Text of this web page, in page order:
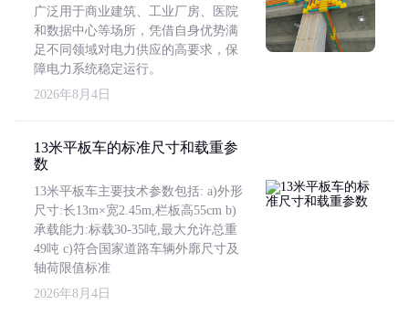
广泛用于商业建筑、工业厂房、医院
和数据中心等场所，凭借自身优势满
足不同领域对电力供应的高要求，保
障电力系统稳定运行。
2026年8月4日
13米平板车的标准尺寸和载重参
数
13米平板车主要技术参数包括: a)外形
尺寸:长13m×宽2.45m,栏板高55cm b)
承载能力:标载30-35吨,最大允许总重
49吨 c)符合国家道路车辆外廓尺寸及
轴荷限值标准
2026年8月4日